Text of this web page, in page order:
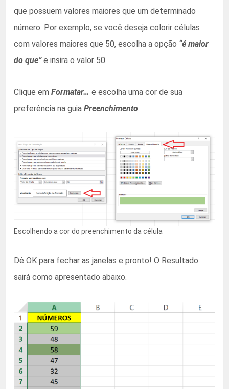
que possuem valores maiores que um determinado
número. Por exemplo, se você deseja colorir células
com valores maiores que 50, escolha a opção “é maior
do que”e insira o valor 50.
Clique em Formatar… e escolha uma cor de sua
preferência na guia Preenchimento.
Escolhendo a cor do preenchimento da célula
Dê OK para fechar as janelas e pronto! O Resultado
sairá como apresentado abaixo.